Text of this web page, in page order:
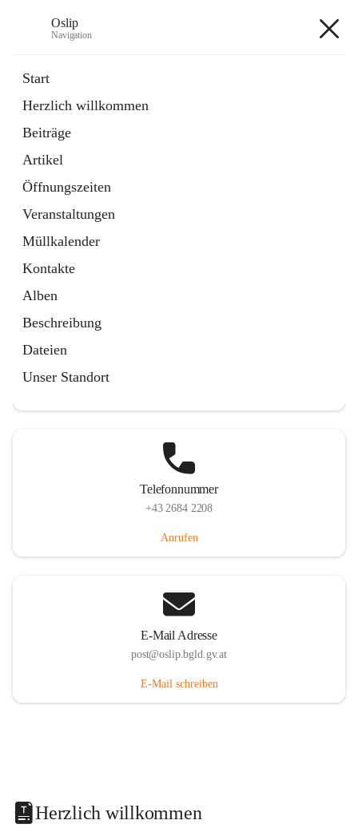
Oslip
Navigation
Start
Herzlich willkommen
Beiträge
Artikel
Öffnungszeiten
Veranstaltungen
Müllkalender
Kontakte
Alben
Beschreibung
Dateien
Unser Standort
Externe Webseite
in
Tab
Bundeskanzleramt Österreich
Externe Webseite
öffnet
in
neuem
Tab
Telefonnummer
+43 2684 2208
Anrufen
E-Mail Adresse
post@oslip.bgld.gv.at
E-Mail schreiben
Herzlich willkommen